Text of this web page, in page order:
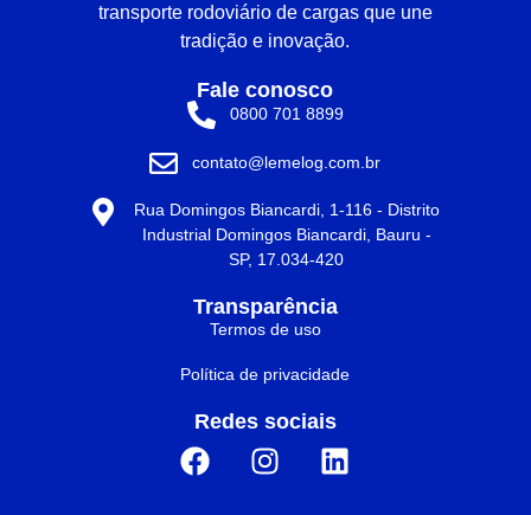
transporte rodoviário de cargas que une
tradição e inovação.
Fale conosco
0800 701 8899
contato@lemelog.com.br
Rua Domingos Biancardi, 1-116 - Distrito
Industrial Domingos Biancardi, Bauru -
SP, 17.034-420
Transparência
Termos de uso
Política de privacidade
Redes sociais